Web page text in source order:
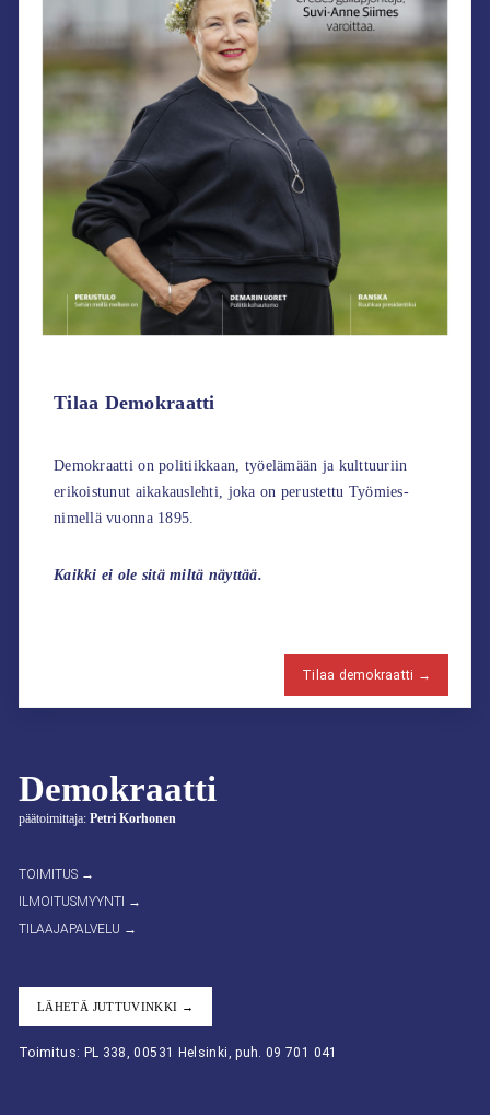
Demokraatti
päätoimittaja: Petri Korhonen
TOIMITUS →
ILMOITUSMYYNTI →
TILAAJAPALVELU →
LÄHETÄ JUTTUVINKKI →
Toimitus: PL 338, 00531 Helsinki, puh. 09 701 041
Tilaa Demokraatti
Demokraatti on politiikkaan, työelämään ja kulttuuriin
erikoistunut aikakauslehti, joka on perustettu Työmies-
nimellä vuonna 1895.
Kaikki ei ole sitä miltä näyttää.
Tilaa demokraatti →